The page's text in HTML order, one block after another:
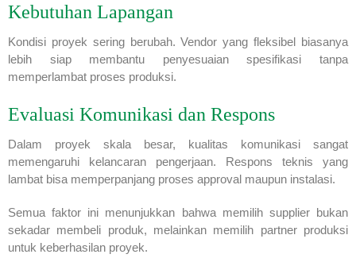
Kebutuhan Lapangan
Kondisi proyek sering berubah. Vendor yang fleksibel biasanya
lebih siap membantu penyesuaian spesifikasi tanpa
memperlambat proses produksi.
Evaluasi Komunikasi dan Respons
Dalam proyek skala besar, kualitas komunikasi sangat
memengaruhi kelancaran pengerjaan. Respons teknis yang
lambat bisa memperpanjang proses approval maupun instalasi.
Semua faktor ini menunjukkan bahwa memilih supplier bukan
sekadar membeli produk, melainkan memilih partner produksi
untuk keberhasilan proyek.